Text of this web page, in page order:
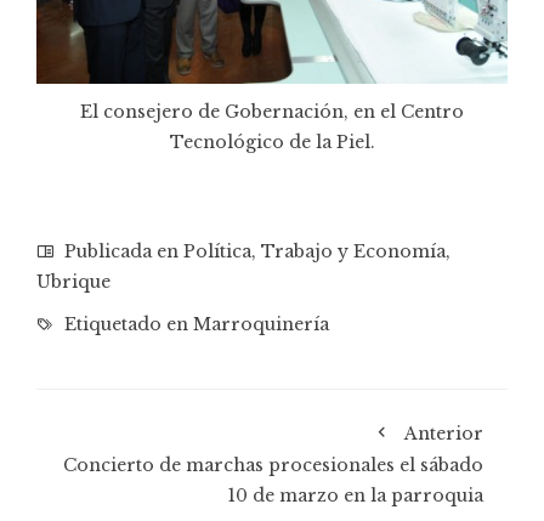
El consejero de Gobernación, en el Centro
Tecnológico de la Piel.
Publicada en Política, Trabajo y Economía,
Ubrique
Etiquetado en Marroquinería
Anterior
Concierto de marchas procesionales el sábado
10 de marzo en la parroquia